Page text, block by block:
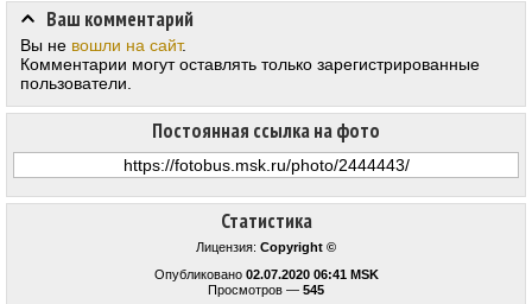
Статистика
Лицензия: Copyright ©
Опубликовано 02.07.2020 06:41 MSK
Просмотров — 545
Постоянная ссылка на фото
Ваш комментарий
Вы не вошли на сайт.
Комментарии могут оставлять только зарегистрированные
пользователи.